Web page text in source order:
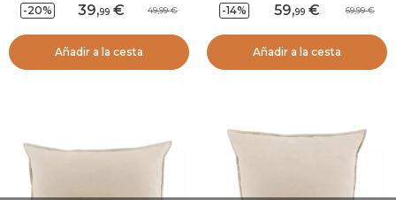
-20% 39,99 49,99
Añadir a la cesta
-14% 59,99 69,99
Añadir a la cesta